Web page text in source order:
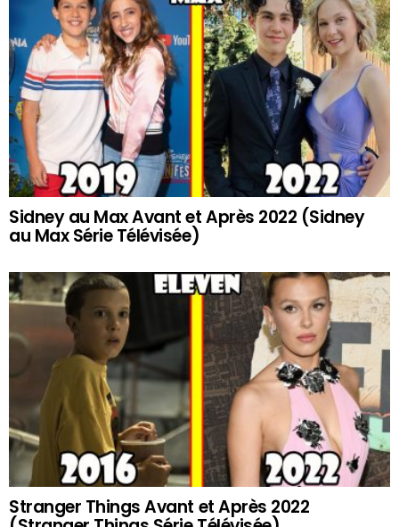
Sidney au Max Avant et Après 2022 (Sidney
au Max Série Télévisée)
Stranger Things Avant et Après 2022